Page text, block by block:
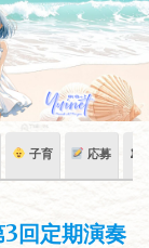
子育 応募 🏛
回定期演奏